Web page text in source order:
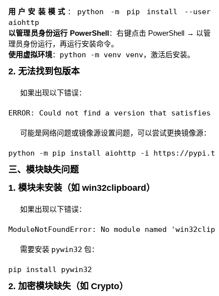
用户安装模式 ： python -m pip install --user
aiohttp
以管理员身份运行 PowerShell：右键点击 PowerShell → 以管
理员身份运行，再运行安装命令。
使用虚拟环境： python -m venv venv，激活后安装。
2. 无法找到包版本
如果出现以下错误：
ERROR: Could not find a version that satisfies
可能是网络问题或镜像源设置问题，可以尝试更换镜像源：
python -m pip install aiohttp -i https://
三、模块缺失问题
1. 模块未安装（如 win32clipboard）
如果出现以下错误：
ModuleNotFoundError: No module named
需要安装 pywin32 包：
pip install pywin32
2. 加密模块缺失（如 Crypto）